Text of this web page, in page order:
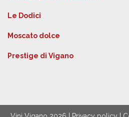
Le Dodici
Moscato dolce
Prestige di Vigano